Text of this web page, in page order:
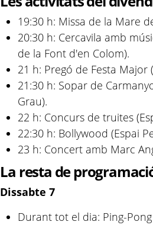
19:30 h: Missa de la Mare
20:30 h: Cercavila amb
de la Font d'en Colom).
21 h: Pregó de Festa Major
21:30 h: Sopar de
Grau).
22 h: Concurs de truites
22:30 h: Bollywood (Espai
23 h: Concert amb Marc
La resta de
Dissabte 7
Durant tot el dia: Ping-